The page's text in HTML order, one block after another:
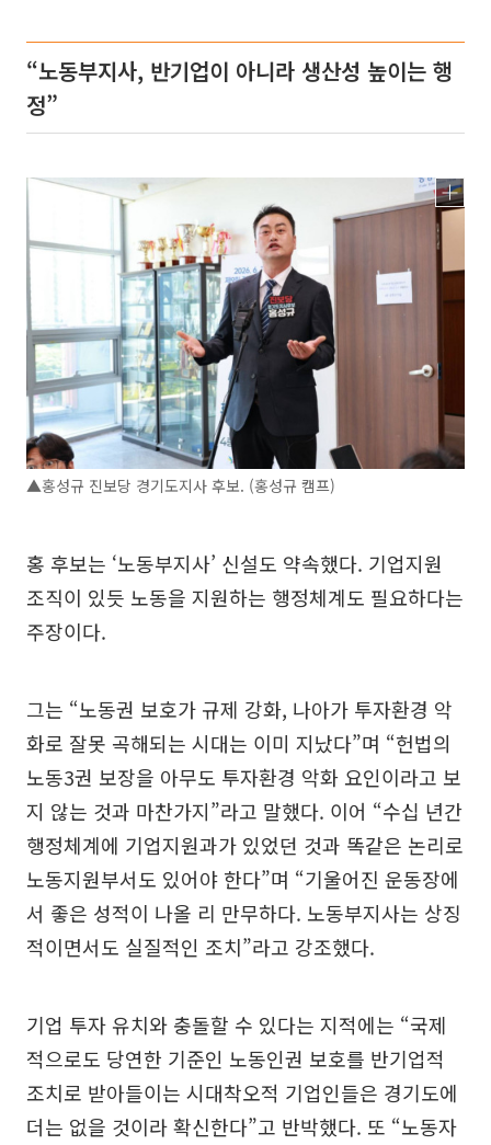
“노동부지사, 반기업이 아니라 생산성 높이는 행
정”
▲홍성규 진보당 경기도지사 후보. (홍성규 캠프)
홍 후보는 ‘노동부지사’ 신설도 약속했다. 기업지원
조직이 있듯 노동을 지원하는 행정체계도 필요하다는
주장이다.
그는 “노동권 보호가 규제 강화, 나아가 투자환경 악
화로 잘못 곡해되는 시대는 이미 지났다”며 “헌법의
노동3권 보장을 아무도 투자환경 악화 요인이라고 보
지 않는 것과 마찬가지”라고 말했다. 이어 “수십 년간
행정체계에 기업지원과가 있었던 것과 똑같은 논리로
노동지원부서도 있어야 한다”며 “기울어진 운동장에
서 좋은 성적이 나올 리 만무하다. 노동부지사는 상징
적이면서도 실질적인 조치”라고 강조했다.
기업 투자 유치와 충돌할 수 있다는 지적에는 “국제
적으로도 당연한 기준인 노동인권 보호를 반기업적
조치로 받아들이는 시대착오적 기업인들은 경기도에
더는 없을 것이라 확신한다”고 반박했다. 또 “노동자